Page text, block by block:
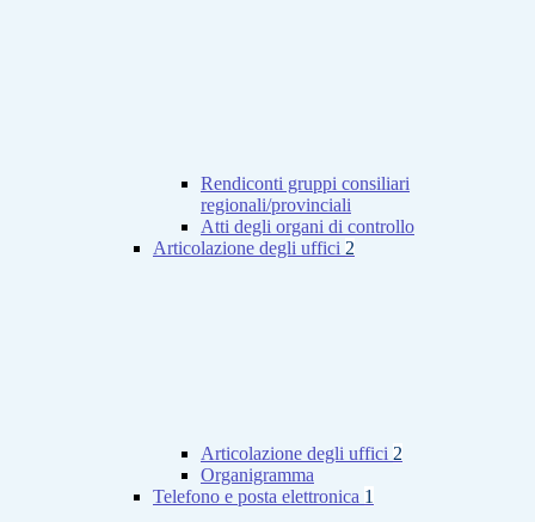
Rendiconti gruppi consiliari
regionali/provinciali
Atti degli organi di controllo
Articolazione degli uffici 2
Articolazione degli uffici 2
Organigramma
Telefono e posta elettronica 1